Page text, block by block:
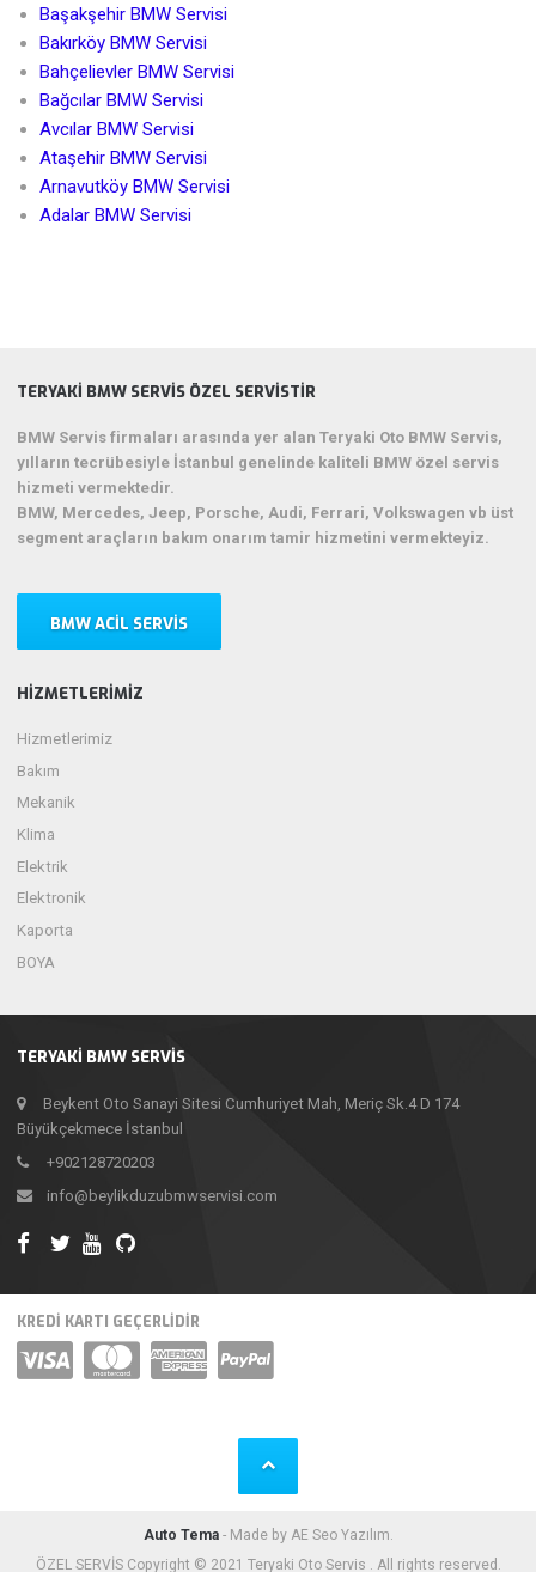
Başakşehir BMW Servisi
Bakırköy BMW Servisi
Bahçelievler BMW Servisi
Bağcılar BMW Servisi
Avcılar BMW Servisi
Ataşehir BMW Servisi
Arnavutköy BMW Servisi
Adalar BMW Servisi
TERYAKI BMW SERVIS
Beykent Oto Sanayi Sitesi Cumhuriyet Mah, Meriç Sk.4 D 174
Büyükçekmece İstanbul
+902128720203
info@beylikduzubmwservisi.com
TERYAKI BMW SERVIS ÖZEL SERVISTIR
BMW Servis firmaları arasında yer alan Teryaki Oto BMW Servis,
yılların tecrübesiyle İstanbul genelinde kaliteli BMW özel servis
hizmeti vermektedir.
BMW, Mercedes, Jeep, Porsche, Audi, Ferrari, Volkswagen vb üst
segment araçların bakım onarım tamir hizmetini vermekteyiz.
BMW ACIL SERVIS
HIZMETLERIMIZ
Hizmetlerimiz
Bakım
Mekanik
Klima
Elektrik
Elektronik
Kaporta
BOYA
KREDI KARTI GEÇERLIDIR
Auto Tema- Made by AE Seo Yazılım.
ÖZEL SERVİS Copyright © 2021 Teryaki Oto Servis . All rights reserved.